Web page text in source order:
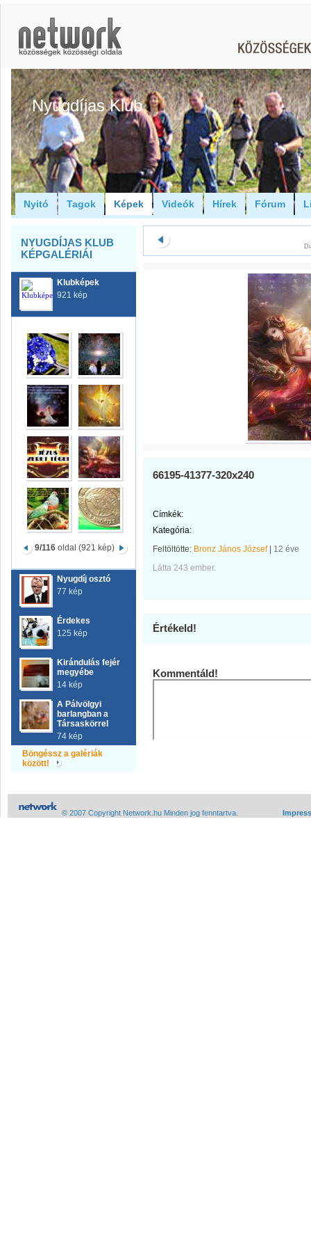
Nyugdíjas Klub
Nyitó Tagok Képek Videók Hírek Fórum
NYUGDÍJAS KLUB
KÉPGALÉRIÁI
Klubképek
921 kép
9/116oldal (921 kép)
Nyugdíj osztó
77 kép
Érdekes
125 kép
Kirándulás fejér
megyébe
14 kép
A Pálvölgyi
barlangban a
Társaskörrel
74 kép
Böngéssz a galériák
között!
66195-41377-320x240
Címkék:
Kategória:
Feltöltötte: Bronz János József| 12 éve
Látta 243 ember.
Értékeld!
Kommentáld!
© 2007 Copyright Network.hu Minden jog fenntartva.